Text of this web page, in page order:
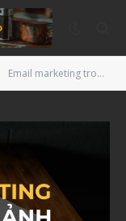
Email marketing trong kinh doanh dịch vụ nhiếp ảnh